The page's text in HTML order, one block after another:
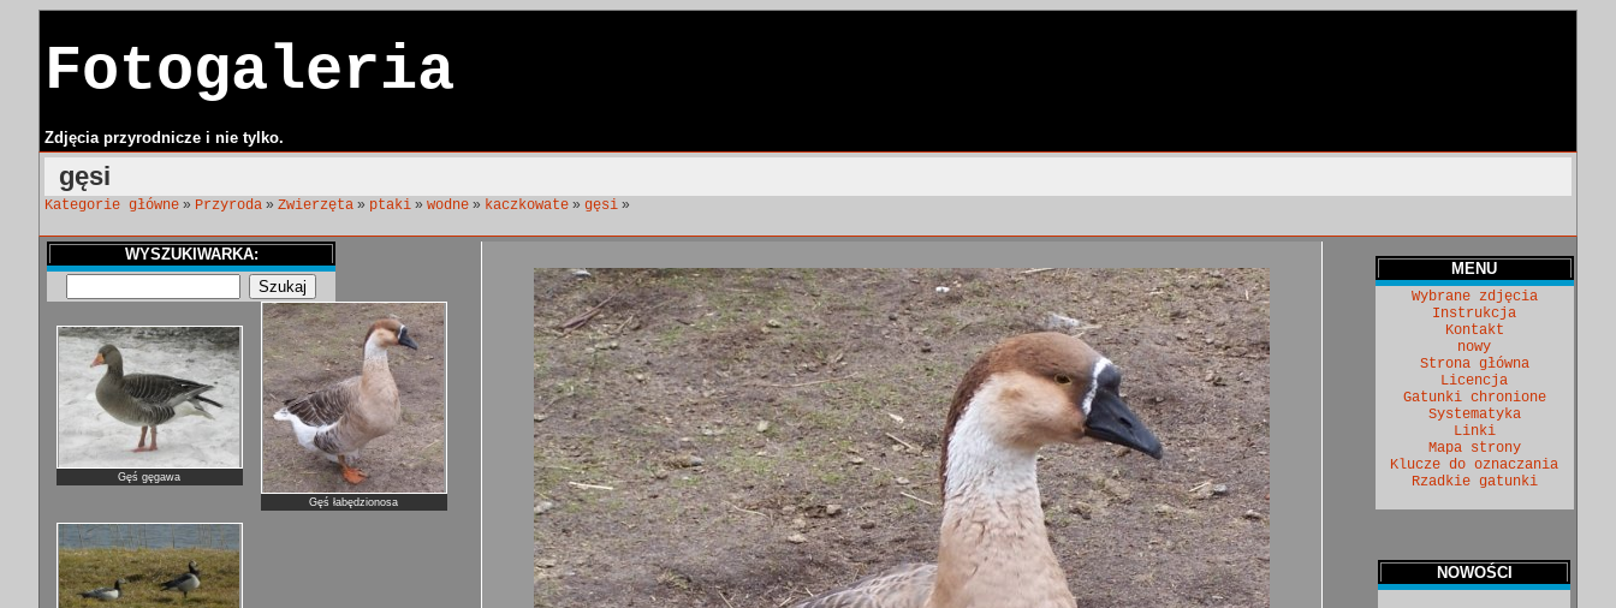
Fotogaleria
Zdjęcia przyrodnicze i nie tylko.
gęsi
Kategorie główne » Przyroda » Zwierzęta » ptaki » wodne » kaczkowate » gęsi »
WYSZUKIWARKA:
Gęś gęgawa
Gęś łabędzionosa
MENU
Wybrane zdjęcia
Instrukcja
Kontakt
nowy
Strona główna
Licencja
Gatunki chronione
Systematyka
Linki
Mapa strony
Klucze do oznaczania
Rzadkie gatunki
NOWOŚCI